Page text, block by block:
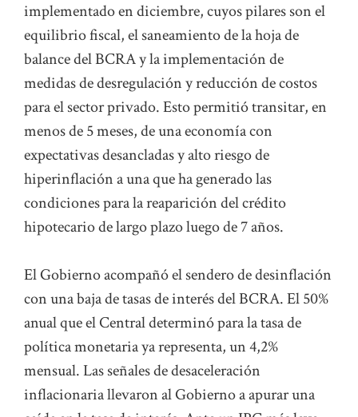
implementado en diciembre, cuyos pilares son el
equilibrio fiscal, el saneamiento de la hoja de
balance del BCRA y la implementación de
medidas de desregulación y reducción de costos
para el sector privado. Esto permitió transitar, en
menos de 5 meses, de una economía con
expectativas desancladas y alto riesgo de
hiperinflación a una que ha generado las
condiciones para la reaparición del crédito
hipotecario de largo plazo luego de 7 años.
El Gobierno acompañó el sendero de desinflación
con una baja de tasas de interés del BCRA. El 50%
anual que el Central determinó para la tasa de
política monetaria ya representa, un 4,2%
mensual. Las señales de desaceleración
inflacionaria llevaron al Gobierno a apurar una